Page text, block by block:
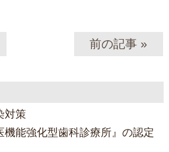
前の記事 »
対策
機能強化型歯科診療所』の認定